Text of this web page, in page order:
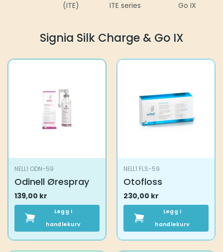
(ITE)
ITE series
Go IX
Signia Silk Charge & Go IX
NELL1 ODN-59
Odinell Ørespray
139,00 kr
Legg i
handlekurv
NELL1 FLS-59
Otofloss
230,00 kr
Legg i
handlekurv